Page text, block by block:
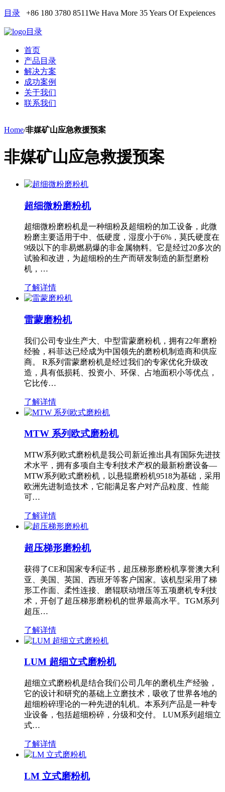
目录 +86 180 3780 8511We Hava More 35 Years Of Expeiences
目录
首页
产品目录
解决方案
成功案例
关于我们
联系我们
Home/非媒矿山应急救援预案
非媒矿山应急救援预案
超细微粉磨粉机
超细微粉磨粉机是一种细粉及超细粉的加工设备，此微
粉磨主要适用于中、低硬度，湿度小于6%，莫氏硬度在
9级以下的非易燃易爆的非金属物料。它是经过20多次的
试验和改进，为超细粉的生产而研发制造的新型磨粉
机，…
了解详情
雷蒙磨粉机
我们公司专业生产大、中型雷蒙磨粉机，拥有22年磨粉
经验，科菲达已经成为中国领先的磨粉机制造商和供应
商。 R系列雷蒙磨粉机是经过我们的专家优化升级改
造，具有低损耗、投资小、环保、占地面积小等优点，
它比传…
了解详情
MTW 系列欧式磨粉机
MTW系列欧式磨粉机是我公司新近推出具有国际先进技
术水平，拥有多项自主专利技术产权的最新粉磨设备—
MTW系列欧式磨粉机，以悬辊磨粉机9518为基础，采用
欧洲先进制造技术，它能满足客户对产品粒度、性能
可…
了解详情
超压梯形磨粉机
获得了CE和国家专利证书，超压梯形磨粉机享誉澳大利
亚、美国、英国、西班牙等客户国家。该机型采用了梯
形工作面、柔性连接、磨辊联动增压等五项磨机专利技
术，开创了超压梯形磨粉机的世界最高水平。TGM系列
超压…
了解详情
LUM 超细立式磨粉机
超细立式磨粉机是结合我们公司几年的磨机生产经验，
它的设计和研究的基础上立磨技术，吸收了世界各地的
超细粉碎理论的一种先进的轧机。本系列产品是一种专
业设备，包括超细粉碎，分级和交付。 LUM系列超细立
式…
了解详情
LM 立式磨粉机